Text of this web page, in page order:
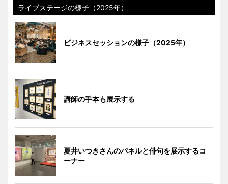
ライブステージの様子（2025年）
ビジネスセッションの様子（2025年）
講師の手本も展示する
夏井いつきさんのパネルと俳句を展示するコ
ーナー